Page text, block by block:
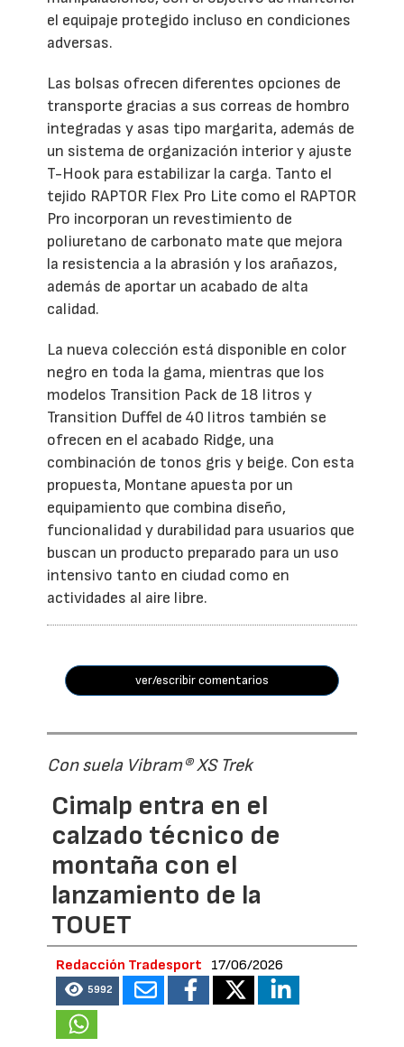
el equipaje protegido incluso en condiciones
adversas.
Las bolsas ofrecen diferentes opciones de
transporte gracias a sus correas de hombro
integradas y asas tipo margarita, además de
un sistema de organización interior y ajuste
T-Hook para estabilizar la carga. Tanto el
tejido RAPTOR Flex Pro Lite como el RAPTOR
Pro incorporan un revestimiento de
poliuretano de carbonato mate que mejora
la resistencia a la abrasión y los arañazos,
además de aportar un acabado de alta
calidad.
La nueva colección está disponible en color
negro en toda la gama, mientras que los
modelos Transition Pack de 18 litros y
Transition Duffel de 40 litros también se
ofrecen en el acabado Ridge, una
combinación de tonos gris y beige. Con esta
propuesta, Montane apuesta por un
equipamiento que combina diseño,
funcionalidad y durabilidad para usuarios que
buscan un producto preparado para un uso
intensivo tanto en ciudad como en
actividades al aire libre.
ver/escribir comentarios
Con suela Vibram® XS Trek
Cimalp entra en el
calzado técnico de
montaña con el
lanzamiento de la
TOUET
Redacción Tradesport 17/06/2026
5992